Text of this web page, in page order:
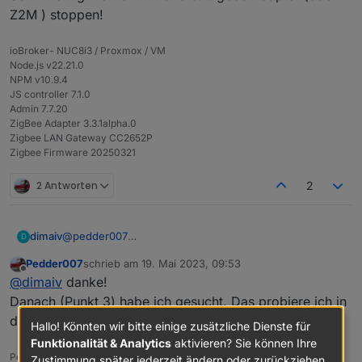
Z2M ) stoppen!
ioBroker- NUC8i3 / Proxmox / VM
Node.js v22.21.0
NPM v10.9.4
JS controller 7.1.0
Admin 7.7.20
ZigBee Adapter 3.3.1alpha.0
Zigbee LAN Gateway CC2652P
Zigbee Firmware 20250321
2 Antworten 2
D dimaiv@pedder007
starten:Über Webinterface Menü "Tools-Reboot ESP32"
Über MQTT, wenn man es über Webinterface
aktiviert und eingestellt hat "Config-MQTT"
Sehr wichtig: vorher immer erst Zigbee Adapter (oder
Z2M ) stoppen!
Offline
Pedder007schrieb am 19. Mai 2023, 09:53
zuletzt editiert von
@dimaiv danke!
Danach (Punkt 3) habe ich gesucht. Das probiere ich in
den nächsten Tage mal aus.
Pedder
Hallo! Könnten wir bitte einige zusätzliche Dienste für
Funktionalität & Analytics aktivieren? Sie können Ihre